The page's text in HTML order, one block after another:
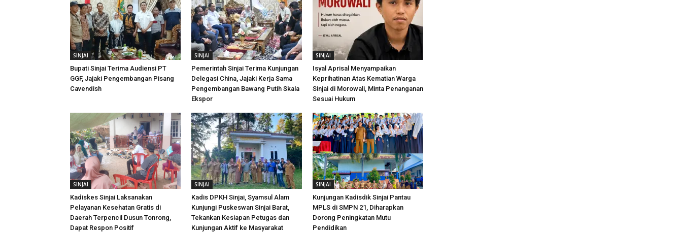
SINJAI
Bupati Sinjai Terima Audiensi PT
GGF, Jajaki Pengembangan Pisang
Cavendish
SINJAI
Pemerintah Sinjai Terima Kunjungan
Delegasi China, Jajaki Kerja Sama
Pengembangan Bawang Putih Skala
Ekspor
SINJAI
Isyal Aprisal Menyampaikan
Keprihatinan Atas Kematian Warga
Sinjai di Morowali, Minta Penanganan
Sesuai Hukum
SINJAI
Kadiskes Sinjai Laksanakan
Pelayanan Kesehatan Gratis di
Daerah Terpencil Dusun Tonrong,
Dapat Respon Positif
SINJAI
Kadis DPKH Sinjai, Syamsul Alam
Kunjungi Puskeswan Sinjai Barat,
Tekankan Kesiapan Petugas dan
Kunjungan Aktif ke Masyarakat
SINJAI
Kunjungan Kadisdik Sinjai Pantau
MPLS di SMPN 21, Diharapkan
Dorong Peningkatan Mutu
Pendidikan